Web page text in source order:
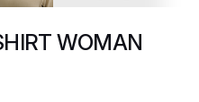
WOMAN